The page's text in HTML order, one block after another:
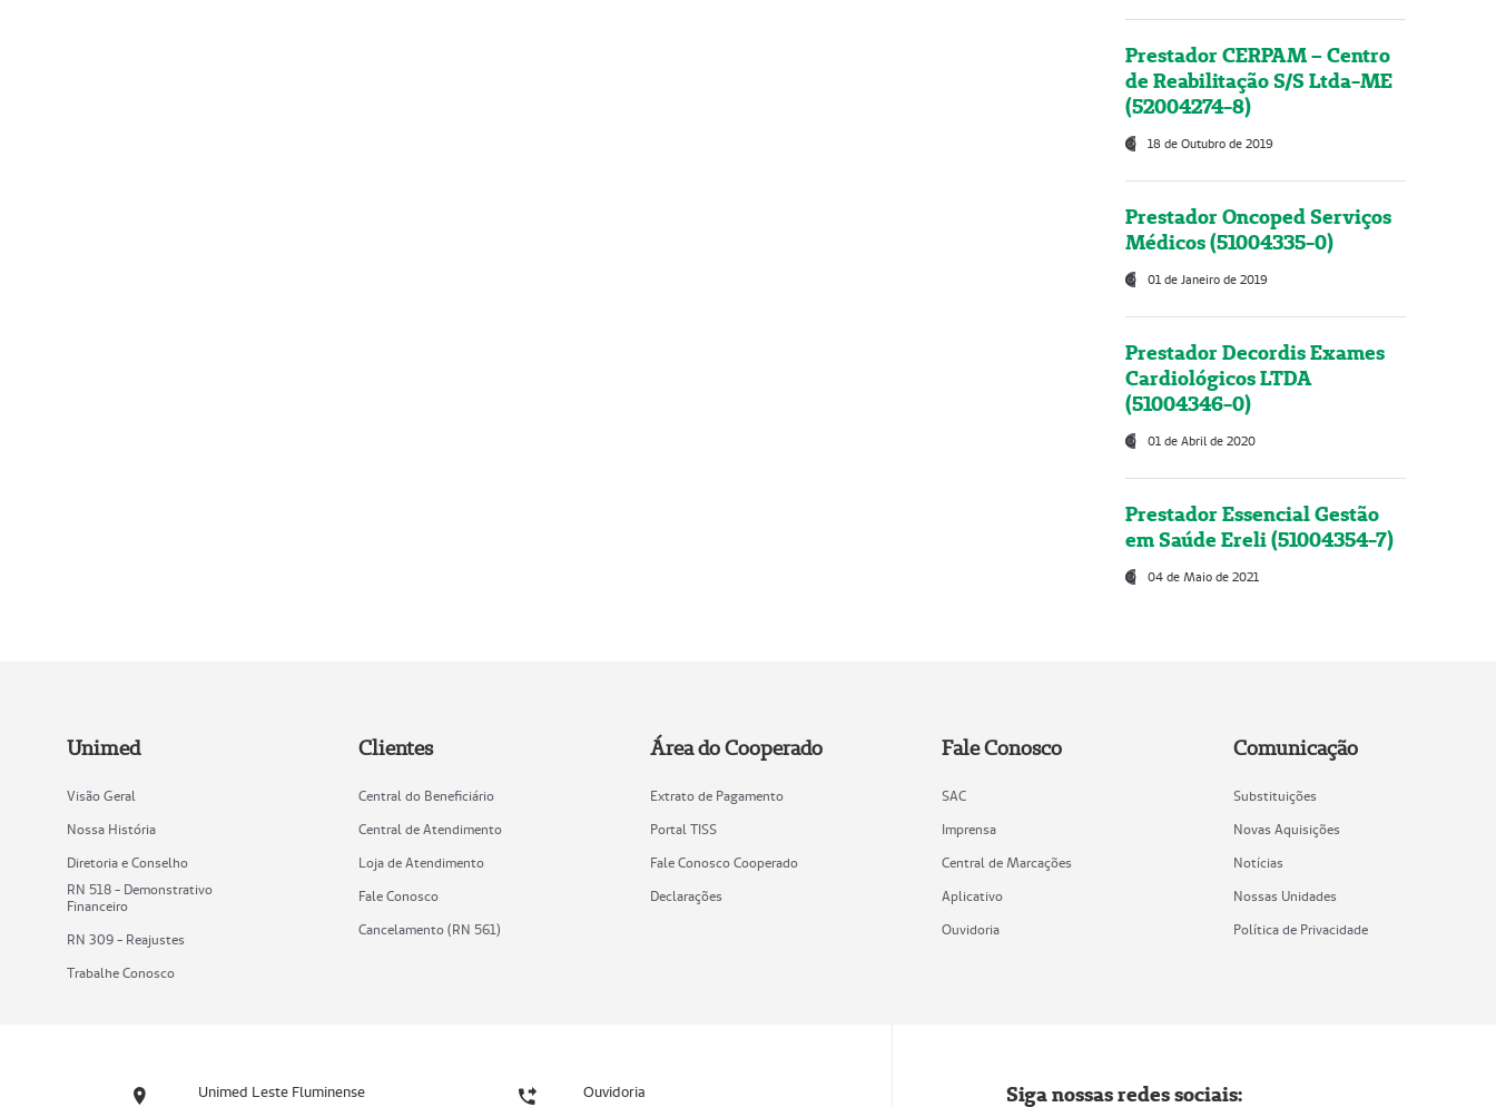
Prestador CERPAM – Centro
de Reabilitação S/S Ltda-ME
(52004274-8)
18 de Outubro de 2019
Prestador Oncoped Serviços
Médicos (51004335-0)
01 de Janeiro de 2019
Prestador Decordis Exames
Cardiológicos LTDA
(51004346-0)
01 de Abril de 2020
Prestador Essencial Gestão
em Saúde Ereli (51004354-7)
04 de Maio de 2021
Unimed
Visão Geral
Nossa História
Diretoria e Conselho
RN 518 - Demonstrativo
Financeiro
RN 309 - Reajustes
Trabalhe Conosco
Clientes
Central do Beneficiário
Central de Atendimento
Loja de Atendimento
Fale Conosco
Cancelamento (RN 561)
Área do Cooperado
Extrato de Pagamento
Portal TISS
Fale Conosco Cooperado
Declarações
Fale Conosco
SAC
Imprensa
Central de Marcações
Aplicativo
Ouvidoria
Comunicação
Substituições
Novas Aquisições
Notícias
Nossas Unidades
Política de Privacidade
Unimed Leste Fluminense Ouvidoria Siga nossas redes sociais: